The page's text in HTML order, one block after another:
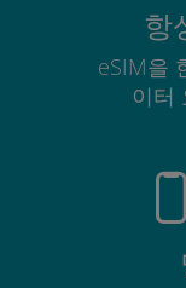
항
eSIM을
이터